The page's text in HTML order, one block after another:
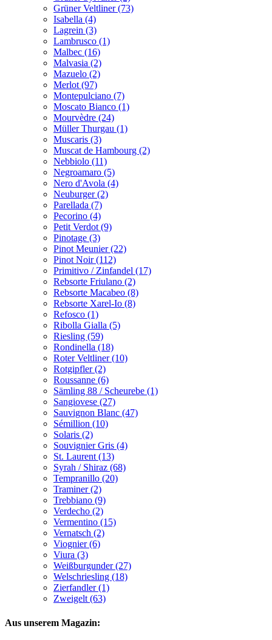
Grüner Veltliner (73)
Isabella (4)
Lagrein (3)
Lambrusco (1)
Malbec (16)
Malvasia (2)
Mazuelo (2)
Merlot (97)
Montepulciano (7)
Moscato Bianco (1)
Mourvèdre (24)
Müller Thurgau (1)
Muscaris (3)
Muscat de Hambourg (2)
Nebbiolo (11)
Negroamaro (5)
Nero d'Avola (4)
Neuburger (2)
Parellada (7)
Pecorino (4)
Petit Verdot (9)
Pinotage (3)
Pinot Meunier (22)
Pinot Noir (112)
Primitivo / Zinfandel (17)
Rebsorte Friulano (2)
Rebsorte Macabeo (8)
Rebsorte Xarel-Io (8)
Refosco (1)
Ribolla Gialla (5)
Riesling (59)
Rondinella (18)
Roter Veltliner (10)
Rotgipfler (2)
Roussanne (6)
Sämling 88 / Scheurebe (1)
Sangiovese (27)
Sauvignon Blanc (47)
Sémillion (10)
Solaris (2)
Souvignier Gris (4)
St. Laurent (13)
Syrah / Shiraz (68)
Tempranillo (20)
Traminer (2)
Trebbiano (9)
Verdecho (2)
Vermentino (15)
Vernatsch (2)
Viognier (6)
Viura (3)
Weißburgunder (27)
Welschriesling (18)
Zierfandler (1)
Zweigelt (63)
Aus unserem Magazin: